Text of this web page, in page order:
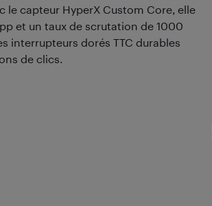
le capteur HyperX Custom Core, elle
et un taux de scrutation de 1000
interrupteurs dorés TTC durables
de clics.